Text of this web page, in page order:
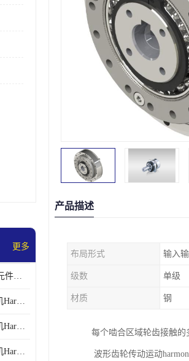
更多
哈默纳科 AC伺服执行元件扁平型SHA系列 议价
monic德国进口伺服电机Har中国总代理单价
monic德国进口伺服电机Har中国总代理代理
monic德国进口伺服电机Har中国总代理公司
产品描述
布局形式 输入
级数 单级
材质 钢
每个啮合区域轮齿接触的
波形齿轮传动运动